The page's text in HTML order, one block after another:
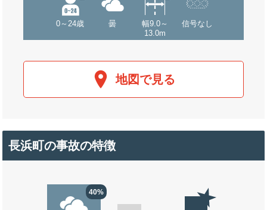
0～24歳 曇
幅9.0～
13.0m
信号なし
地図で見る
長浜町の事故の特徴
40%